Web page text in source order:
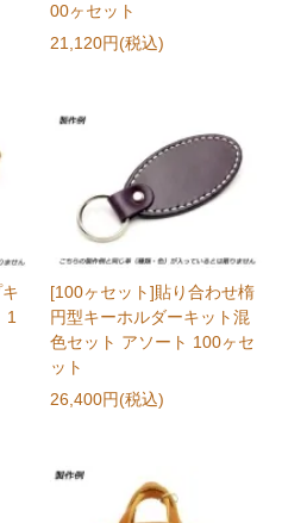
00ヶセット
21,120円(税込)
1
[100ヶセット]貼り合わせ楕
円型キーホルダーキット混
色セット アソート 100ヶセ
ット
26,400円(税込)